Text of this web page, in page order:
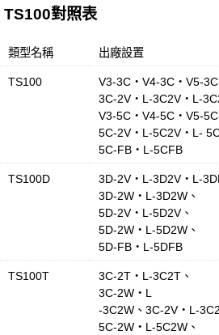
TS100對照表
類型名稱 出廠設置
TS100
V3-3C・V4-3C・V5-3C
3C-2V・L-3C2V・L-
V3-5C・V4-5C・V5-5C
5C-2V・L-5C2V・L-
5C-FB・L-5CFB
TS100D
3D-2V・L-3D2V・L-
3D-2W・L-3D2W、
5D-2V・L-5D2V、
5D-2W・L-5D2W、
5D-FB・L-5DFB
TS100T
3C-2T・L-3C2T、
3C-2W・L
-3C2W、3C-2V・L-
5C-2W・L-5C2W、